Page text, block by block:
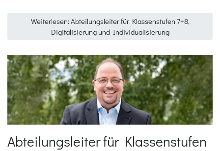
Weiterlesen: Abteilungsleiter für Klassenstufen 7+8,
Digitalisierung und Individualisierung
Abteilungsleiter für Klassenstufen